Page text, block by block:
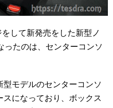
して新発売をした新型ノ
ったのは、センターコンソ
モデルのセンターコンソ
になっており、ボックス